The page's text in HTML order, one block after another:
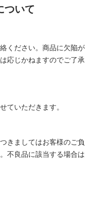
ついて
ください。商品に欠陥が
応じかねますのでご了承
ていただきます。
きましてはお客様のご負
不良品に該当する場合は